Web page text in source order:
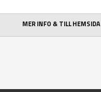
MER INFO & TILL HEMSIDA